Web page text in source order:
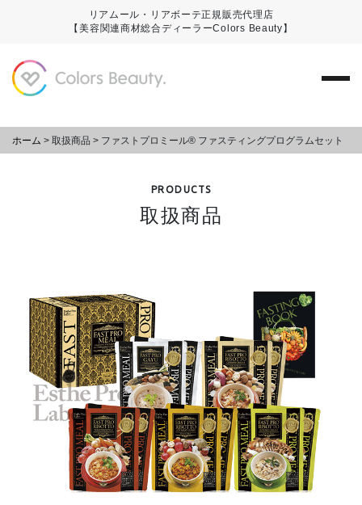
リアムール・リアボーテ正規販売代理店
【美容関連商材総合ディーラーColors Beauty】
ホーム > 取扱商品 > ファストプロミール® ファスティングプログラムセット
PRODUCTS
取扱商品